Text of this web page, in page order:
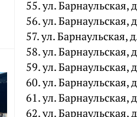
55. ул. Барнаульская,
56. ул. Барнаульская,
57. ул. Барнаульская,
58. ул. Барнаульская,
59. ул. Барнаульская,
60. ул. Барнаульская,
61. ул. Барнаульская,
62. ул. Барнаульская,